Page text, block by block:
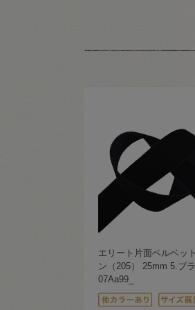
エリート片面ベルベッ
ン（205） 25mm 5.ブ
07Aa99_